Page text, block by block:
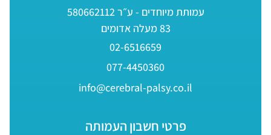
עמותת מיוחדים - ע״ר 580662112
83 מעלה אדומים
02-6516659
077-4450360
info@cerebral-palsy.co.il
פרטי חשבון העמותה